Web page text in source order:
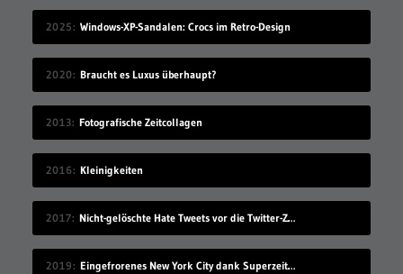
2025 Windows-XP-Sandalen: Crocs im Retro-Design
2020 Braucht es Luxus überhaupt?
2013 Fotografische Zeitcollagen
2016 Kleinigkeiten
2017 Nicht-gelöschte Hate Tweets vor die Twitter-Zentrale gesprüht
2019 Eingefrorenes New York City dank Superzeitlupe